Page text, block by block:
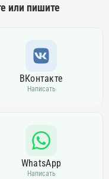
или пишите
ВКонтакте
Написать
WhatsApp
Написать